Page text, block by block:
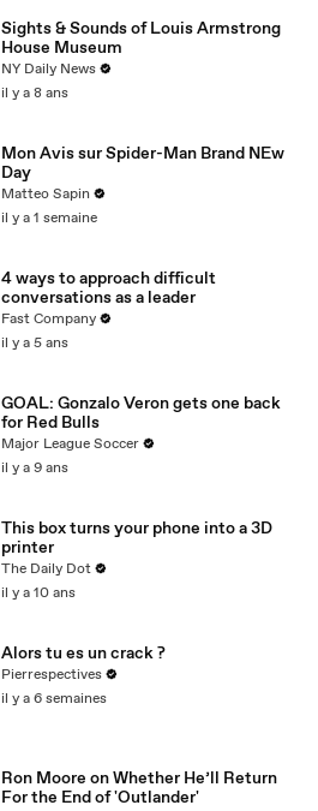
Sights & Sounds of Louis Armstrong
House Museum
NY Daily News
il y a 8 ans
Mon Avis sur Spider-Man Brand NEw
Day
Matteo Sapin
il y a 1 semaine
4 ways to approach difficult
conversations as a leader
Fast Company
il y a 5 ans
GOAL: Gonzalo Veron gets one back
for Red Bulls
Major League Soccer
il y a 9 ans
This box turns your phone into a 3D
printer
The Daily Dot
il y a 10 ans
Alors tu es un crack ?
Pierrespectives
il y a 6 semaines
Ron Moore on Whether He’ll Return
For the End of 'Outlander'